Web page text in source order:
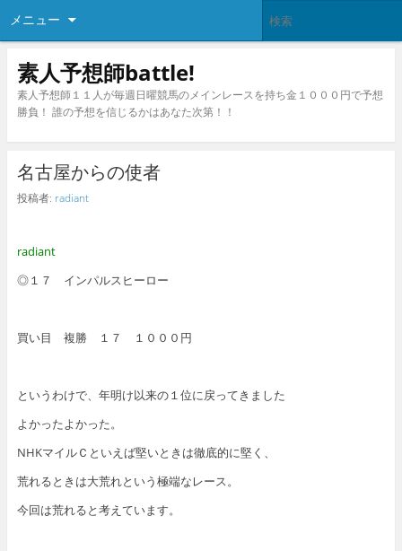
メニュー
素人予想師battle!
素人予想師１１人が毎週日曜競馬のメインレースを持ち金１０００円で予想
勝負！ 誰の予想を信じるかはあなた次第！！
名古屋からの使者
投稿者: radiant
radiant
◎１７ インパルスヒーロー
買い目 複勝 １７ １０００円
というわけで、年明け以来の１位に戻ってきました
よかったよかった。
NHKマイルＣといえば堅いときは徹底的に堅く、
荒れるときは大荒れという極端なレース。
今回は荒れると考えています。